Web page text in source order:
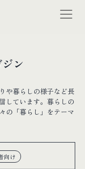
ン
や暮らしの様子など長
しています。暮らしの
の「暮らし」をテーマ
向け